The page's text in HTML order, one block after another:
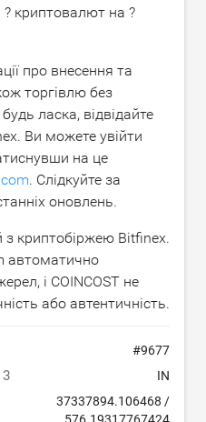
криптовалют на ?
про внесення та
торгівлю без
ласка, відвідайте
Ви можете увійти
на це
. Слідкуйте за
оновлень.
з криптобіржею Bitfinex.
автоматично
і COINCOST не
або автентичність.
#9677
IN
37337894.106468 /